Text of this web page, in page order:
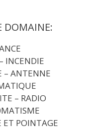
DOMAINE:
– INCENDIE
– ANTENNE
– RADIO
ET POINTAGE